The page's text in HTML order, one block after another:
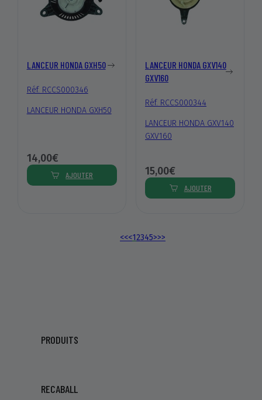
LANCEUR HONDA GXH50
Réf. RCCS000346
LANCEUR HONDA GXH50
14,00€
AJOUTER
LANCEUR HONDA GXV140
GXV160
Réf. RCCS000344
LANCEUR HONDA GXV140
GXV160
15,00€
AJOUTER
<<<12345>>>
PRODUITS
RECABALL